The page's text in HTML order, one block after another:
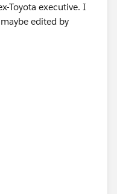
Toyota executive. I
edited by